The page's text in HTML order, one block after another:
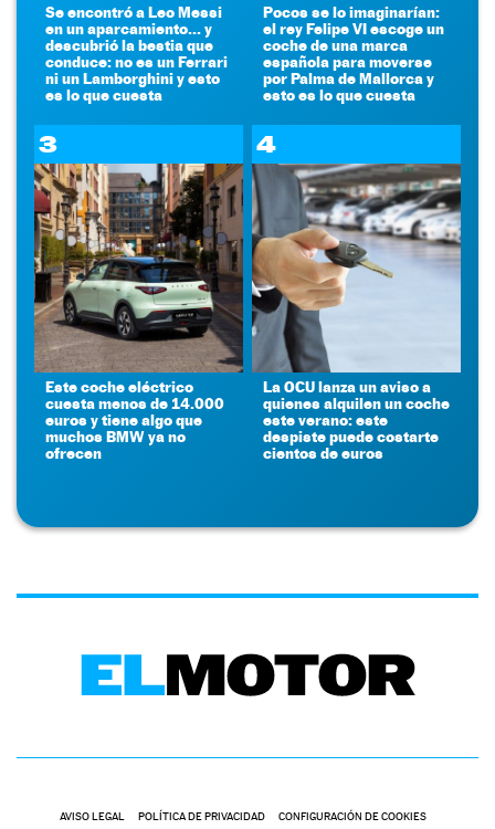
Se encontró a Leo Messi
en un aparcamiento... y
descubrió la bestia que
conduce: no es un Ferrari
ni un Lamborghini y esto
es lo que cuesta
Pocos se lo imaginarían:
el rey Felipe VI escoge un
coche de una marca
española para moverse
por Palma de Mallorca y
esto es lo que cuesta
3
Este coche eléctrico
cuesta menos de 14.000
euros y tiene algo que
muchos BMW ya no
ofrecen
4
La OCU lanza un aviso a
quienes alquilen un coche
este verano: este
despiste puede costarte
cientos de euros
AVISO LEGAL POLÍTICA DE PRIVACIDAD CONFIGURACIÓN DE COOKIES